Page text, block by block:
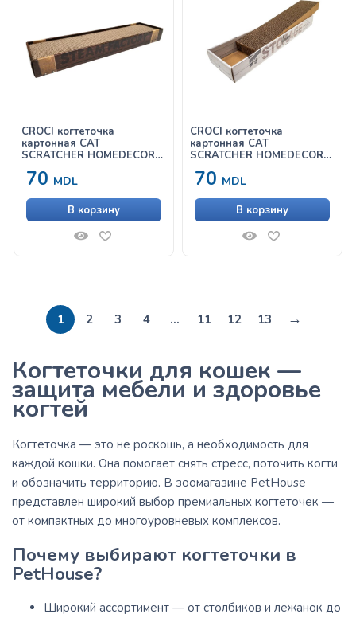
CROCI когтеточка
картонная CAT
SCRATCHER HOMEDECOR
70 MDL
В корзину
CROCI когтеточка
картонная CAT
SCRATCHER HOMEDECOR
70 MDL
В корзину
1 2 3 4 … 11 12 13 →
Когтеточки для кошек —
защита мебели и здоровье
когтей
Когтеточка — это не роскошь, а необходимость для
каждой кошки. Она помогает снять стресс, поточить когти
и обозначить территорию. В зоомагазине PetHouse
представлен широкий выбор премиальных когтеточек —
от компактных до многоуровневых комплексов.
Почему выбирают когтеточки в
PetHouse?
Широкий ассортимент — от столбиков и лежанок до